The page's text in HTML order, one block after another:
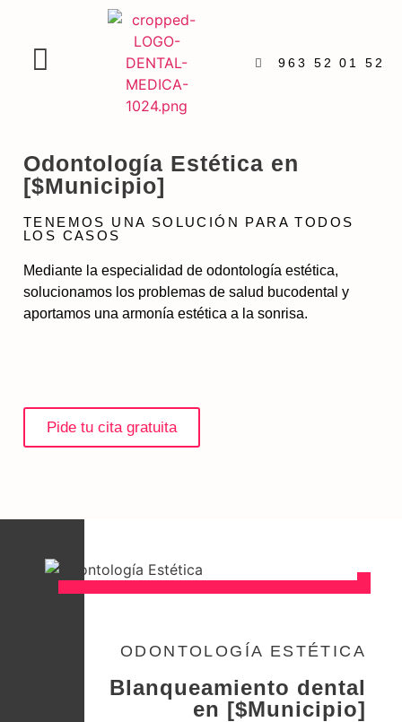
963 52 01 52
Odontología Estética en
[$Municipio]
TENEMOS UNA SOLUCIÓN PARA TODOS
LOS CASOS
Mediante la especialidad de odontología estética,
solucionamos los problemas de salud bucodental y
aportamos una armonía estética a la sonrisa.
Pide tu cita gratuita
ODONTOLOGÍA ESTÉTICA
Blanqueamiento dental
en [$Municipio]